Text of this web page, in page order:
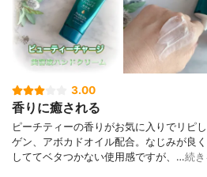
3.00
香りに癒される
ピーチティーの香りがお気に入りでリピ
ゲン、アボカドオイル配合。なじみが良
しててベタつかない使用感ですが、…続